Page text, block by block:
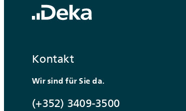
Kontakt
Wir sind für Sie da.
(+352) 3409-3500